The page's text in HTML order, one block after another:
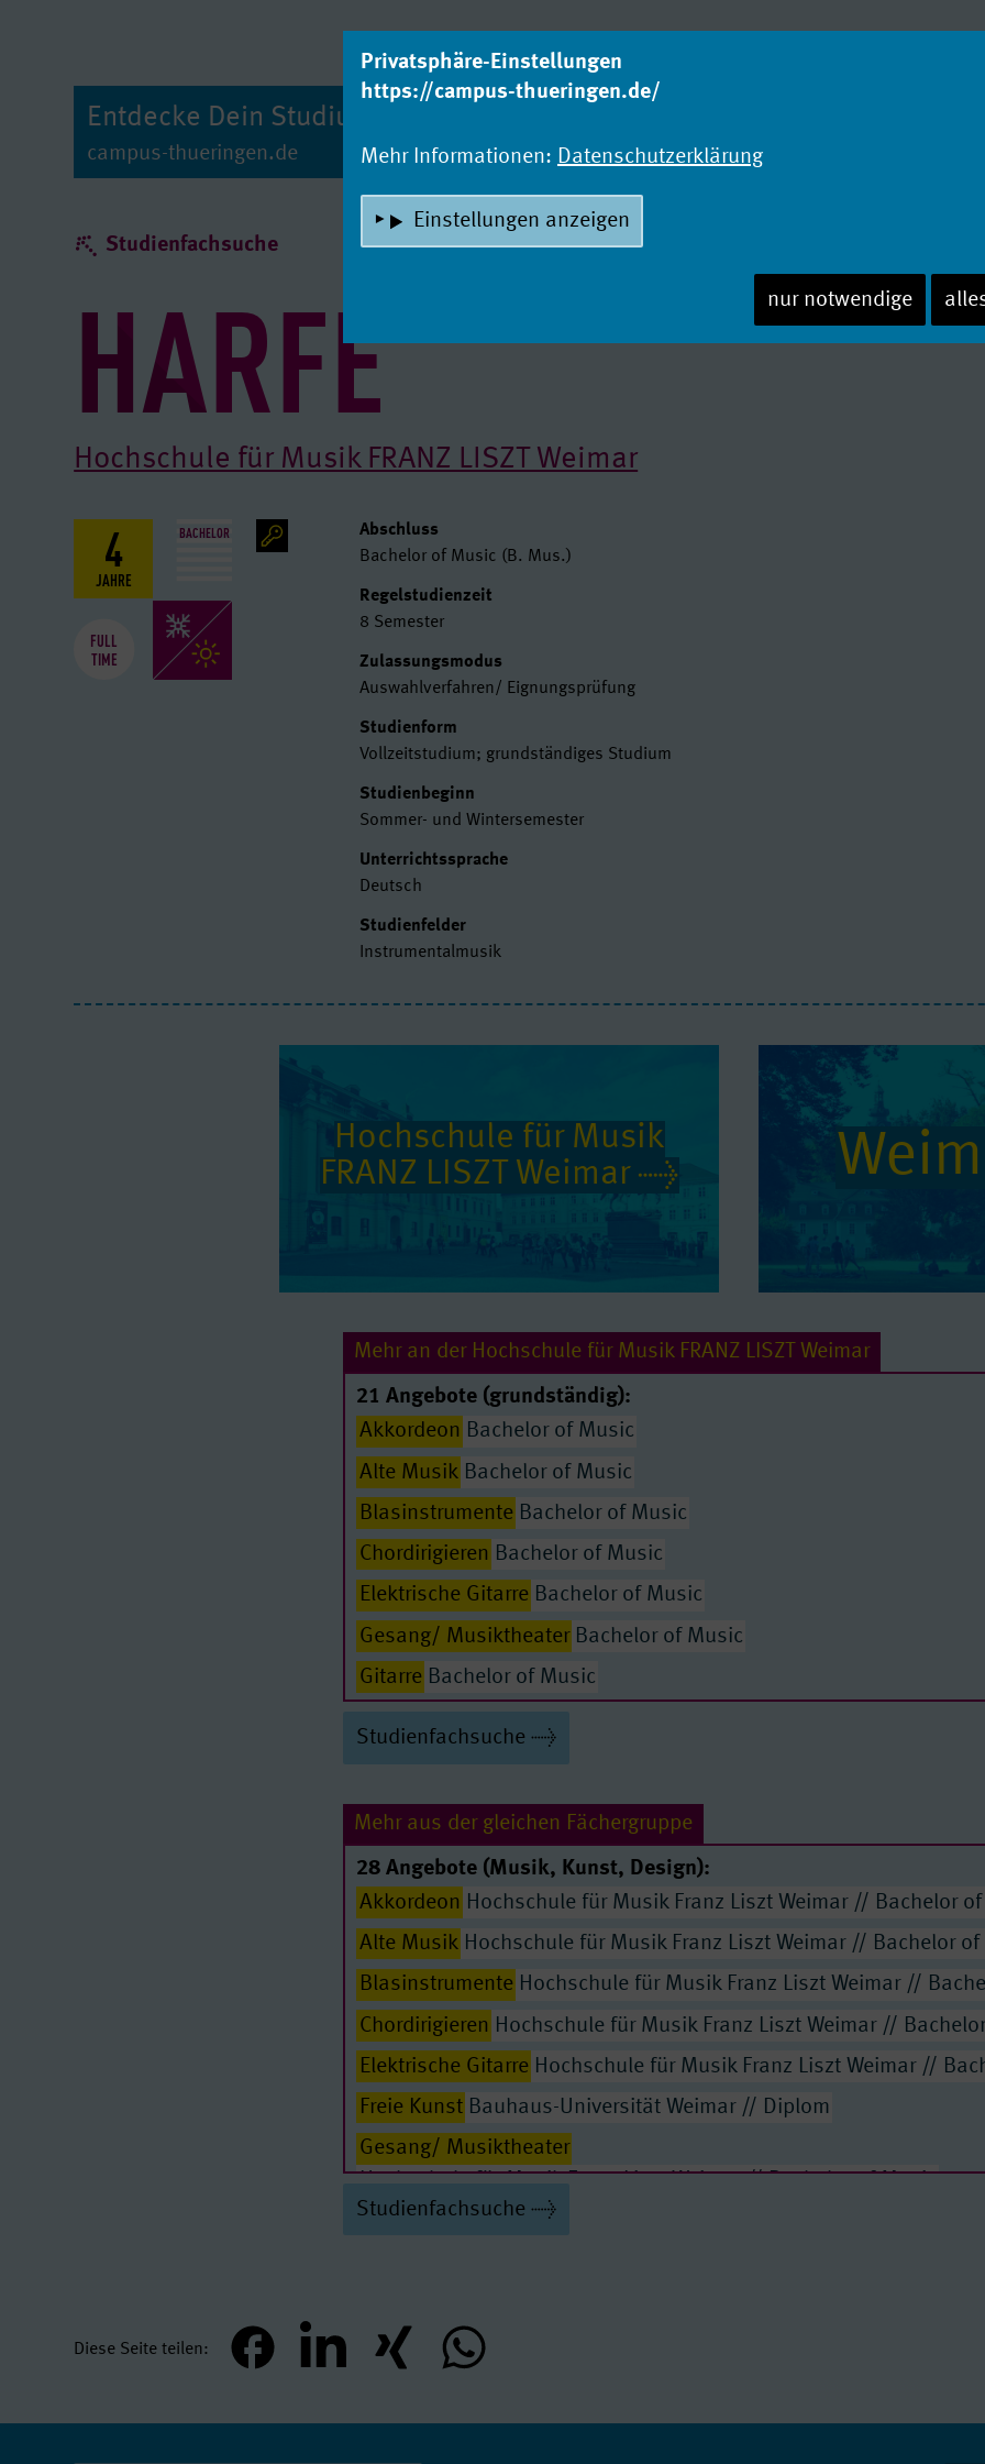
Entdecke Dein Studium!
campus-thueringen.de Studienangebot
Studienfachsuche
HARFE
Hochschule für Musik FRANZ LISZT Weimar
4
JAHRE
BACHELOR
FULL
TIME
Basisdaten
Abschluss
Bachelor of Music (B. Mus.)
Regelstudienzeit
8 Semester
Zulassungsmodus
Auswahlverfahren/ Eignungsprüfung
Studienform
Vollzeitstudium; grundständiges Studium
Studienbeginn
Sommer- und Wintersemester
Unterrichtssprache
Deutsch
Studienfelder
Instrumentalmusik
Hochschule für Musik
FRANZ LISZT Weimar
Mehr an der Hochschule für Musik FRANZ LISZT Weimar
21 Angebote (grundständig):
Akkordeon Bachelor of Music
Alte Musik Bachelor of Music
Blasinstrumente Bachelor of Music
Chordirigieren Bachelor of Music
Elektrische Gitarre Bachelor of Music
Gesang/ Musiktheater Bachelor of Music
Gitarre Bachelor of Music
Jazz Bachelor of Music
Kirchenmusik A Diplom
Klavier Bachelor of Music
Komposition
Lehramt am Gymnasium, Doppelfach-Studium Musik
Lehramt am Gymnasium, Zwei-Fach-Studium Musik
Staatsexamen Lehramt an Gymnasien
Musikwissenschaft Bachelor of Arts
Opernkorrepetition Bachelor of Music
Orchesterdirigieren Bachelor of Music
Orgel Bachelor of Music
Studienfachsuche
Mehr aus der gleichen Fächergruppe
28 Angebote (Musik, Kunst, Design):
Akkordeon Hochschule für Musik Franz Liszt Weimar // Bachelor
Alte Musik Hochschule für Musik Franz Liszt Weimar // Bachelor of
Blasinstrumente Hochschule für Musik Franz Liszt Weimar //
Chordirigieren Hochschule für Musik Franz Liszt Weimar //
Elektrische Gitarre Hochschule für Musik Franz Liszt Weimar //
Freie Kunst Bauhaus-Universität Weimar // Diplom
Gesang/ Musiktheater
Hochschule für Musik Franz Liszt Weimar // Bachelor of Music
Gitarre Hochschule für Musik Franz Liszt Weimar // Bachelor of
Hochschule für Musik Franz Liszt Weimar // Bachelor of Music
Hochschule für Musik Franz Liszt Weimar // Bachelor of Music
Klavier
Studienfachsuche
Diese Seite teilen teilen mitteilen teilen teilen
Privatsphäre-Einstellungen
https://campus-thueringen.de/
Mehr Informationen: Datenschutzerklärung
Einstellungen anzeigen
nur notwendige